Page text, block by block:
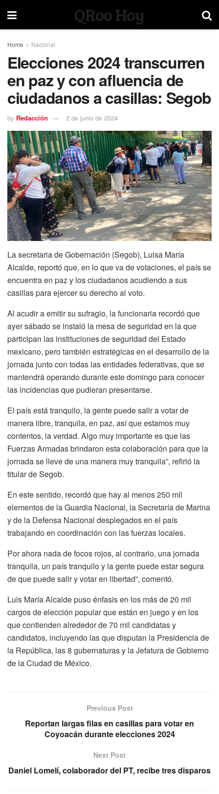
QRoo Hoy
Home Nacional
Elecciones 2024 transcurren
en paz y con afluencia de
ciudadanos a casillas: Segob
by Redacción 2 de junio de 2024
La secretaria de Gobernación (Segob), Luisa María
Alcalde, reportó que, en lo que va de votaciones, el país se
encuentra en paz y los ciudadanos acudiendo a sus
casillas para ejercer su derecho al voto.
Al acudir a emitir su sufragio, la funcionaria recordó que
ayer sábado se instaló la mesa de seguridad en la que
participan las instituciones de seguridad del Estado
mexicano, pero también estratégicas en el desarrollo de la
jornada junto con todas las entidades federativas, que se
mantendrá operando durante este domingo para conocer
las incidencias que pudieran presentarse.
El país está tranquilo, la gente puede salir a votar de
manera libre, tranquila, en paz, así que estamos muy
contentos, la verdad. Algo muy importante es que las
Fuerzas Armadas brindaron esta colaboración para que la
jornada se lleve de una manera muy tranquila”, refirió la
titular de Segob.
En este sentido, recordó que hay al menos 250 mil
elementos de la Guardia Nacional, la Secretaría de Marina
y de la Defensa Nacional desplegados en el país
trabajando en coordinación con las fuerzas locales.
Por ahora nada de focos rojos, al contrario, una jornada
tranquila, un país tranquilo y la gente puede estar segura
de que puede salir y votar en libertad”, comentó.
Luis María Alcalde puso énfasis en los más de 20 mil
cargos de elección popular que están en juego y en los
que contienden alrededor de 70 mil candidatas y
candidatos, incluyendo las que disputan la Presidencia de
la República, las 8 gubernaturas y la Jefatura de Gobierno
de la Ciudad de México.
Previous Post
Reportan largas filas en casillas para votar en
Coyoacán durante elecciones 2024
Next Post
Daniel Lomelí, colaborador del PT, recibe tres disparos